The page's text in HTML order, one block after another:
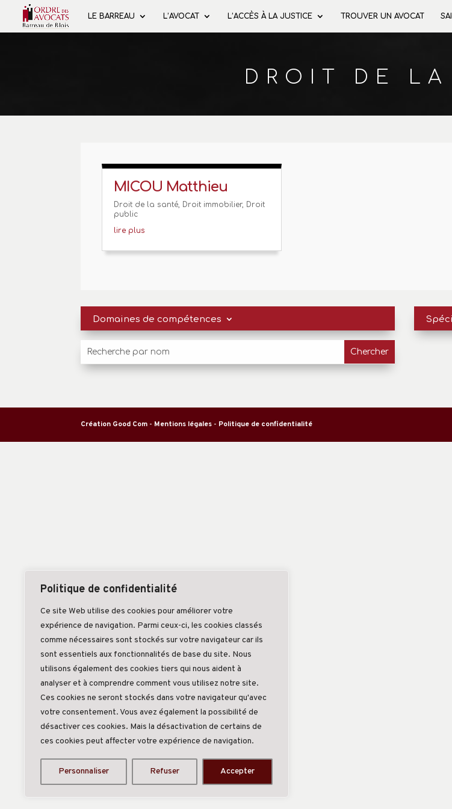
Politique de confidentialité
Ce site Web utilise des cookies pour améliorer votre
expérience de navigation. Parmi ceux-ci, les cookies classés
comme nécessaires sont stockés sur votre navigateur car ils
sont essentiels aux fonctionnalités de base du site. Nous
utilisons également des cookies tiers qui nous aident à
analyser et à comprendre comment vous utilisez notre site.
Ces cookies ne seront stockés dans votre navigateur qu'avec
votre consentement. Vous avez également la possibilité de
désactiver ces cookies. Mais la désactivation de certains de
ces cookies peut affecter votre expérience de navigation.
Personnaliser Refuser Accepter
LE BARREAU L’AVOCAT L’ACCÈS À LA JUSTICE TROUVER UN AVOCAT
DROIT DE LA
MICOU Matthieu
Droit de la santé, Droit immobilier, Droit
public
lire plus
Domaines de compétences
Création Good Com - Mentions légales - Politique de confidentialité